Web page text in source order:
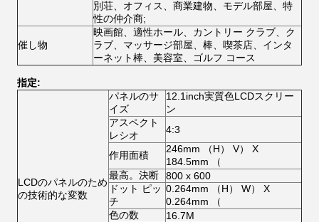
別荘、オフィス、商業建物、モデル部屋、特
性の仲介商;
催し物
映画館、適性ホール、カントリー クラブ、ク
ラブ、マッサージ部屋、棒、喫茶店、インタ
ーネット棒、美容室、ゴルフ コース
指定:
LCDのパネルのため
の技術的な変数
パネルのサ
イズ
12.1inch実質色LCDスクリー
ン
アスペクト
レシオ
4:3
作用面積
246mm （H） V） X
184.5mm （
最高。決断
800 x 600
ドット ピッ
チ
0.264mm （H） W） X
0.264mm （
色の数
16.7M